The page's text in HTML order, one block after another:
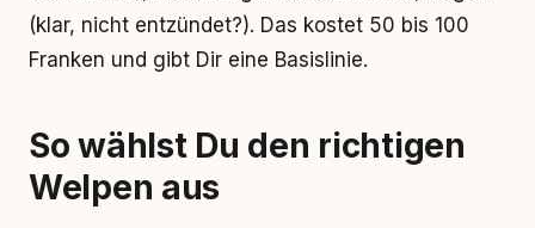
(klar, nicht entzündet?). Das kostet 50 bis 100
Franken und gibt Dir eine Basislinie.
So wählst Du den richtigen
Welpen aus